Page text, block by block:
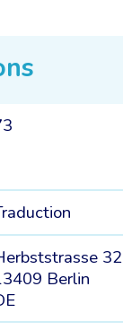
32
Berlin